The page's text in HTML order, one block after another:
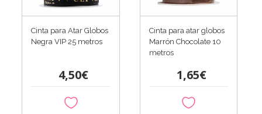
Cinta para Atar Globos
Negra VIP 25 metros
4,50€
Cinta para atar globos
Marrón Chocolate 10
metros
1,65€